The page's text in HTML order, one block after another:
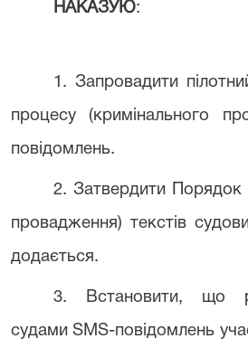
НАКАЗУЮ:
1.Запровадити
процесу (кримінального
повідомлень.
2.Затвердити Порядок
провадження) текстів
додається.
3. Встановити, що
судамиSMS-повідомлень